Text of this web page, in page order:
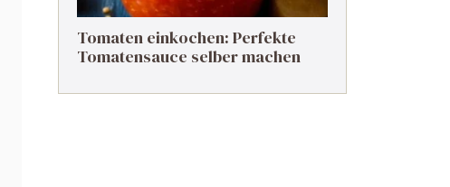
Tomaten einkochen: Perfekte
Tomatensauce selber machen